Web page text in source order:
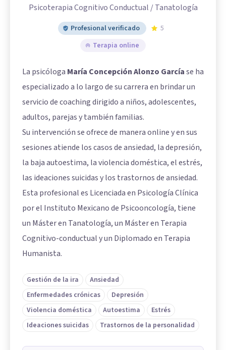
Psicoterapia Cognitivo Conductual / Tanatología
Profesional verificado
5
Terapia online
La psicóloga María Concepción Alonzo Garcíase ha
especializado a lo largo de su carrera en brindar un
servicio de coaching dirigido a niños, adolescentes,
adultos, parejas y también familias.
Su intervención se ofrece de manera online y en sus
sesiones atiende los casos de ansiedad, la depresión,
la baja autoestima, la violencia doméstica, el estrés,
las ideaciones suicidas y los trastornos de ansiedad.
Esta profesional es Licenciada en Psicología Clínica
por el Instituto Mexicano de Psicooncología, tiene
un Máster en Tanatología, un Máster en Terapia
Cognitivo-conductual y un Diplomado en Terapia
Humanista.
Gestión de la ira
Ansiedad
Enfermedades crónicas
Depresión
Violencia doméstica
Autoestima
Estrés
Ideaciones suicidas
Trastornos de la personalidad